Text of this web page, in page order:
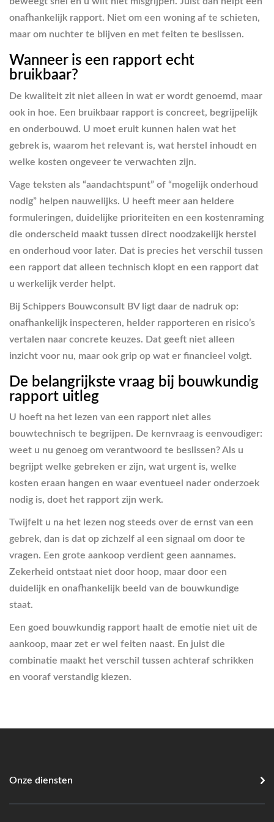
onafhankelijk rapport. Niet om een woning af te schieten,
maar om nuchter te blijven en met feiten te beslissen.
Wanneer is een rapport echt
bruikbaar?
De kwaliteit zit niet alleen in wat er wordt genoemd, maar
ook in hoe. Een bruikbaar rapport is concreet, begrijpelijk
en onderbouwd. U moet eruit kunnen halen wat het
gebrek is, waarom het relevant is, wat herstel inhoudt en
welke kosten ongeveer te verwachten zijn.
Vage teksten als “aandachtspunt” of “mogelijk onderhoud
nodig” helpen nauwelijks. U heeft meer aan heldere
formuleringen, duidelijke prioriteiten en een kostenraming
die onderscheid maakt tussen direct noodzakelijk herstel
en onderhoud voor later. Dat is precies het verschil tussen
een rapport dat alleen technisch klopt en een rapport dat
u werkelijk verder helpt.
Bij Schippers Bouwconsult BV ligt daar de nadruk op:
onafhankelijk inspecteren, helder rapporteren en risico’s
vertalen naar concrete keuzes. Dat geeft niet alleen
inzicht voor nu, maar ook grip op wat er financieel volgt.
De belangrijkste vraag bij bouwkundig
rapport uitleg
U hoeft na het lezen van een rapport niet alles
bouwtechnisch te begrijpen. De kernvraag is eenvoudiger:
weet u nu genoeg om verantwoord te beslissen? Als u
begrijpt welke gebreken er zijn, wat urgent is, welke
kosten eraan hangen en waar eventueel nader onderzoek
nodig is, doet het rapport zijn werk.
Twijfelt u na het lezen nog steeds over de ernst van een
gebrek, dan is dat op zichzelf al een signaal om door te
vragen. Een grote aankoop verdient geen aannames.
Zekerheid ontstaat niet door hoop, maar door een
duidelijk en onafhankelijk beeld van de bouwkundige
staat.
Een goed bouwkundig rapport haalt de emotie niet uit de
aankoop, maar zet er wel feiten naast. En juist die
combinatie maakt het verschil tussen achteraf schrikken
en vooraf verstandig kiezen.
Onze diensten